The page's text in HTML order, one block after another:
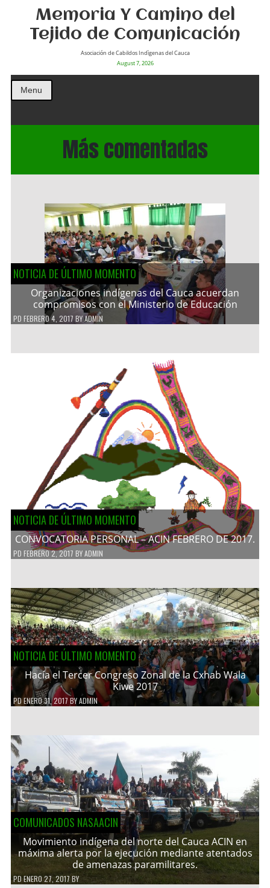
Memoria Y Camino del
Tejido de Comunicación
Asociación de Cabildos Indìgenas del Cauca
August 7, 2026
Menu
Más comentadas
NOTICIA DE ÚLTIMO MOMENTO
Organizaciones indígenas del Cauca acuerdan
compromisos con el Ministerio de Educación
PD FEBRERO 4, 2017 BYADMIN
NOTICIA DE ÚLTIMO MOMENTO
CONVOCATORIA PERSONAL – ACIN FEBRERO DE 2017.
PD FEBRERO 2, 2017 BYADMIN
NOTICIA DE ÚLTIMO MOMENTO
Hacía el Tercer Congreso Zonal de la Cxhab Wala
Kiwe 2017
PDENERO 31, 2017 BYADMIN
COMUNICADOS NASAACIN
Movimiento indígena del norte del Cauca ACIN en
máxima alerta por la ejecución mediante atentados
de amenazas paramilitares.
PDENERO 27, 2017 BY